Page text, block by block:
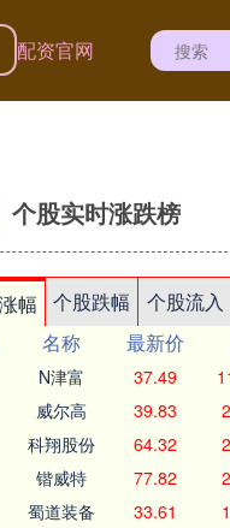
配资官网
个股实时涨跌榜
幅 个股跌幅 个股流入
名称 最新价
N津富 37.49
威尔高 39.83
科翔股份 64.32
锴威特 77.82
蜀道装备 33.61